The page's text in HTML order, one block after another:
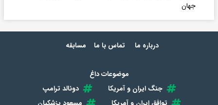
جهان
درباره ما تماس با ما مسابقه
موضوعات داغ
جنگ ایران و آمریکا
دونالد ترامپ